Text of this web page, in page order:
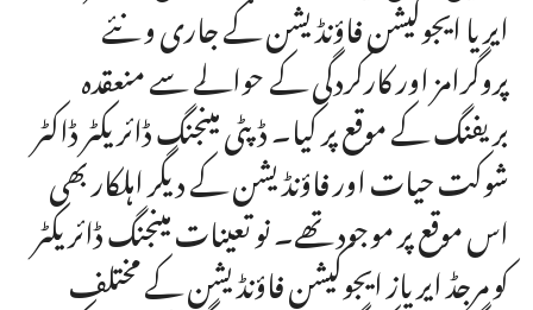
ایریا ایجوکیشن فاؤنڈیشن کے جاری و نئے
پروگرامز اور کارکردگی کے حوالے سے منعقدہ
بریفنگ کے موقع پر کیا۔ ڈپٹی مینجنگ ڈائریکٹر ڈاکٹر
شوکت حیات اور فاؤنڈیشن کے دیگر اہلکار بھی
اس موقع پر موجود تھے۔ نو تعینات مینجنگ ڈائریکٹر
کو مرجڈ ایریاز ایجوکیشن فاؤنڈیشن کے مختلف